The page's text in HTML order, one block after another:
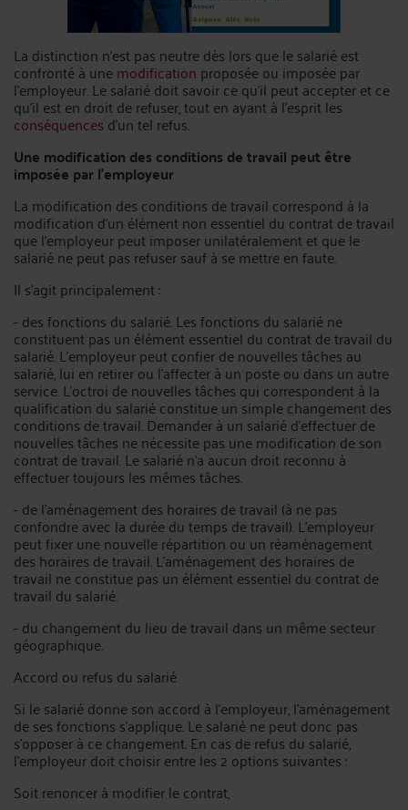
La distinction n’est pas neutre dès lors que le salarié est
confronté à unemodification proposée ou imposée par
l’employeur. Le salarié doit savoir ce qu’il peut accepter et ce
qu’il est en droit de refuser, tout en ayant à l’esprit les
conséquences d’un tel refus.
Une modification des conditions de travail peut être
imposée par l’employeur
La modification des conditions de travail correspond à la
modification d’un élément non essentiel du contrat de travail
que l’employeur peut imposer unilatéralement et que le
salarié ne peut pas refuser sauf à se mettre en faute.
Il s’agit principalement :
- des fonctions du salarié. Les fonctions du salarié ne
constituent pas un élément essentiel du contrat de travail du
salarié. L'employeur peut confier de nouvelles tâches au
salarié, lui en retirer ou l'affecter à un poste ou dans un autre
service. L'octroi de nouvelles tâches qui correspondent à la
qualification du salarié constitue un simple changement des
conditions de travail. Demander à un salarié d'effectuer de
nouvelles tâches ne nécessite pas une modification de son
contrat de travail. Le salarié n'a aucun droit reconnu à
effectuer toujours les mêmes tâches.
- de l’aménagement des horaires de travail (à ne pas
confondre avec la durée du temps de travail). L'employeur
peut fixer une nouvelle répartition ou un réaménagement
des horaires de travail. L'aménagement des horaires de
travail ne constitue pas un élément essentiel du contrat de
travail du salarié.
- du changement du lieu de travail dans un même secteur
géographique.
Accord ou refus du salarié
Si le salarié donne son accord à l'employeur, l'aménagement
de ses fonctions s'applique. Le salarié ne peut donc pas
s'opposer à ce changement. En cas de refus du salarié,
l'employeur doit choisir entre les 2 options suivantes :
Soit renoncer à modifier le contrat,